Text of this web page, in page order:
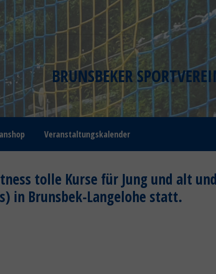
BRUNSBEKER
Veranstaltungskalender
tolle Kurse für Jung und alt und
in Brunsbek-Langelohe statt.